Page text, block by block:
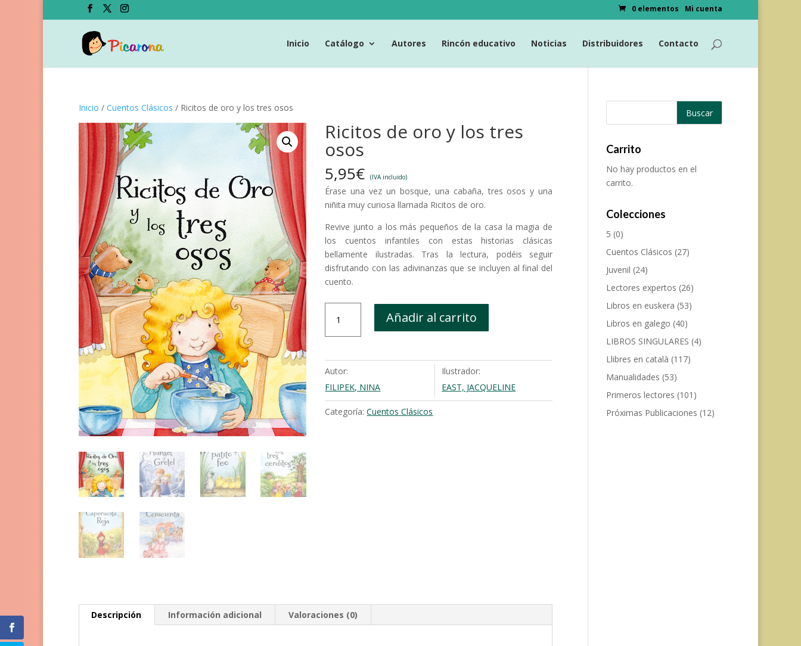
Mi cuenta
0 elementos
Inicio Catálogo Autores Rincón educativo Noticias Distribuidores Contacto
Inicio / Cuentos Clásicos / Ricitos de oro y los tres osos
Ricitos de oro y los tres
osos
5,95€ (IVA incluido)
Érase una vez un bosque, una cabaña, tres osos y una
niñita muy curiosa llamada Ricitos de oro.
Revive junto a los más pequeños de la casa la magia de
los cuentos infantiles con estas historias clásicas
bellamente ilustradas. Tras la lectura, podéis seguir
disfrutando con las adivinanzas que se incluyen al final del
cuento.
oro
los
tres
osos
cantidad
Añadir al carrito
Autor:
FILIPEK, NINA
Ilustrador:
EAST, JACQUELINE
Categoría:Cuentos Clásicos
Descripción Información adicional Valoraciones (0)
Carrito
No hay productos en el
carrito.
Colecciones
5 (0)
Cuentos Clásicos (27)
Juvenil (24)
Lectores expertos (26)
Libros en euskera (53)
Libros en galego (40)
LIBROS SINGULARES (4)
Llibres en català (117)
Manualidades (53)
Primeros lectores (101)
Próximas Publicaciones (12)